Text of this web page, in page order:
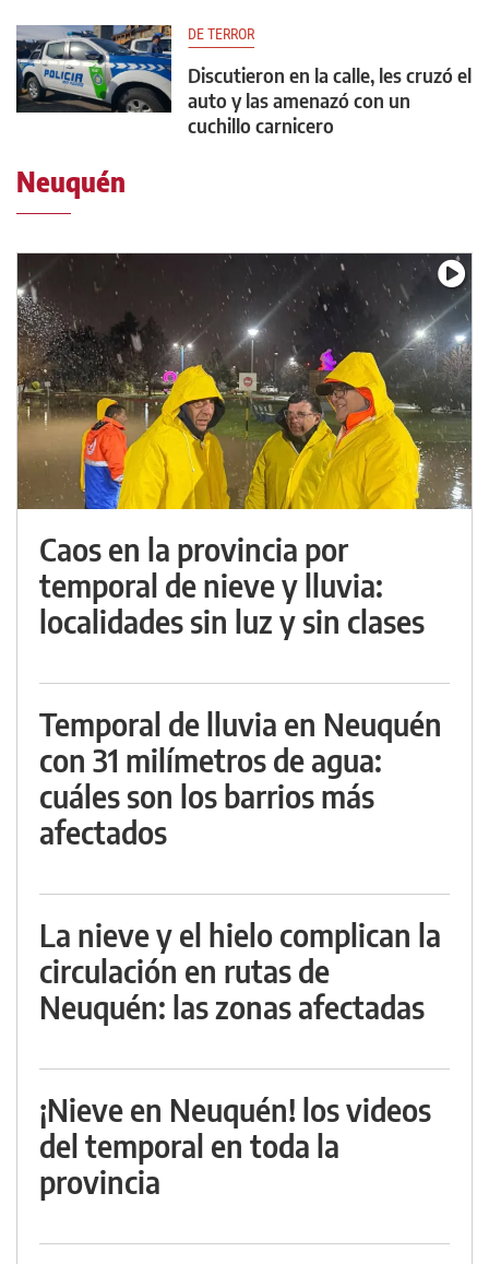
DE TERROR
Discutieron en la calle, les cruzó el
auto y las amenazó con un
cuchillo carnicero
Neuquén
Caos en la provincia por
temporal de nieve y lluvia:
localidades sin luz y sin clases
Temporal de lluvia en Neuquén
con 31 milímetros de agua:
cuáles son los barrios más
afectados
La nieve y el hielo complican la
circulación en rutas de
Neuquén: las zonas afectadas
¡Nieve en Neuquén! los videos
del temporal en toda la
provincia